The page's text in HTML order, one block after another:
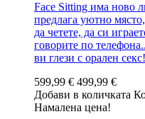
Face Sitting има ново
предлага уютно
да четете, да си
говорите по
ви глези с орален секс!
599,99 € 499,99 €
Добави в количката
Намалена цена!